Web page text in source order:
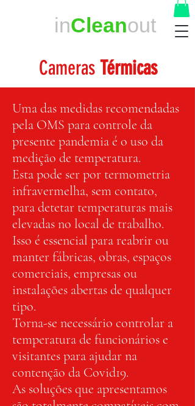
inCleanout
Uma das medidas recomendadas
pela OMS para controle da
presente pandemia é o uso da
medição de temperatura.
Esta pode ser por termometria
infravermelha, sem contato,
para detetar temperaturas mais
elevadas no local de trabalho.
Isso é essencial para reabrir ou
manter fábricas, obras, espaços
comerciais, empresas ou
instalações abertas de qualquer
tipo.
Torna-se necessário controlar a
temperatura de funcionários e
visitantes para ajudar na
contenção da Covid19.
As soluções que apresentamos
Cameras Térmicas